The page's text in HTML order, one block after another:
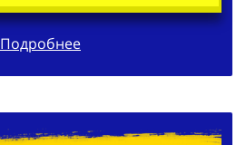
Подробнее